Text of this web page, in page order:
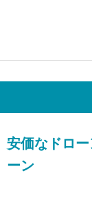
安価なドロ
ーン